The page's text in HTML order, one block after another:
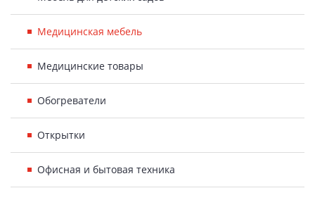
Медицинская мебель
Медицинские товары
Обогреватели
Открытки
Офисная и бытовая техника